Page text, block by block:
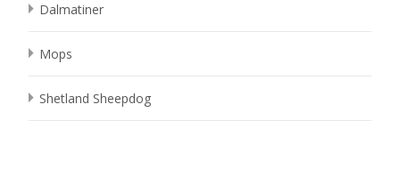
Dalmatiner
Mops
Shetland Sheepdog